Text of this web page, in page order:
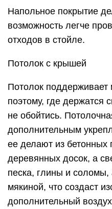
Напольное покрытие
возможность легче
отходов в стойле.
Потолок с крышей
Потолок поддерживает
поэтому, где держатся
не обойтись.
дополнительным
ее делают из бетонных
деревянных досок, а
песка, глины и
мякиной, что создаст
дополнительный